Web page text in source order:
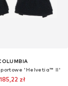
'Helvetia™ II'
185,22 zł